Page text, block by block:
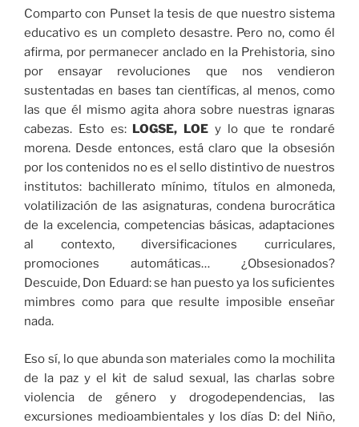
Comparto con Punset la tesis de que nuestro sistema
educativo es un completo desastre. Pero no, como él
afirma, por permanecer anclado en la Prehistoria, sino
por ensayar revoluciones que nos vendieron
sustentadas en bases tan científicas, al menos, como
las que él mismo agita ahora sobre nuestras ignaras
cabezas. Esto es: LOGSE, LOE y lo que te rondaré
morena. Desde entonces, está claro que la obsesión
por los contenidos no es el sello distintivo de nuestros
institutos: bachillerato mínimo, títulos en almoneda,
volatilización de las asignaturas, condena burocrática
de la excelencia, competencias básicas, adaptaciones
al contexto, diversificaciones curriculares,
promociones automáticas… ¿Obsesionados?
Descuide, Don Eduard: se han puesto ya los suficientes
mimbres como para que resulte imposible enseñar
nada.
Eso sí, lo que abunda son materiales como la mochilita
de la paz y el kit de salud sexual, las charlas sobre
violencia de género y drogodependencias, las
excursiones medioambientales y los días D: del Niño,